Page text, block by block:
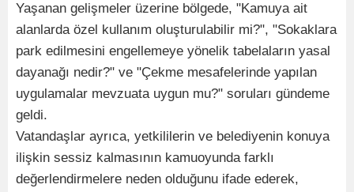
Yaşanan gelişmeler üzerine bölgede, "Kamuya ait
alanlarda özel kullanım oluşturulabilir mi?", "Sokaklara
park edilmesini engellemeye yönelik tabelaların yasal
dayanağı nedir?" ve "Çekme mesafelerinde yapılan
uygulamalar mevzuata uygun mu?" soruları gündeme
geldi.
Vatandaşlar ayrıca, yetkililerin ve belediyenin konuya
ilişkin sessiz kalmasının kamuoyunda farklı
değerlendirmelere neden olduğunu ifade ederek,